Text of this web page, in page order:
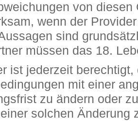
von
wenn der
sind
müssen das 18.
ist jederzeit
mit einer
zu ändern oder
solchen Änderung